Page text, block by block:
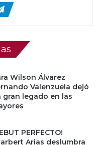
Wilson Álvarez
Valenzuela dejó
gran legado en las
PERFECTO!
Arias deslumbra